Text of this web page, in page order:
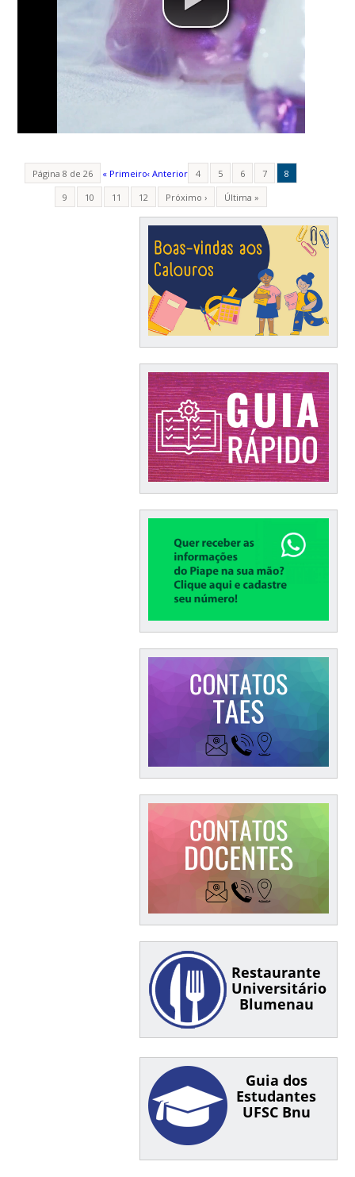
Página 8 de 26 « Primeiro‹ Anterior 4 5 6 7
8
9
10 11 12 Próximo › Última »
Restaurante
Universitário
Blumenau
Guia dos
Estudantes
UFSC Bnu